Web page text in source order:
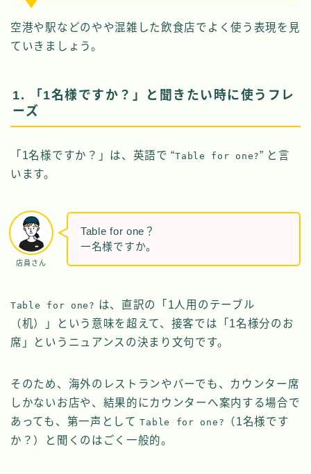
空港や駅などのやや混雑した飲食店でよく使う表現を見
ていきましょう。
1. 「1名様ですか？」と聞きたい時に使うフレ
ーズ
「1名様ですか？」は、英語で “Table for one?” と言
います。
店員さん
Table for one？
一名様ですか。
Table for one? は、直訳の「1人用のテーブル
（机）」という意味を超えて、接客では「1名様分のお
席」というニュアンスの決まり文句です。
そのため、海外のレストランやバーでも、カウンター席
しかないお店や、結果的にカウンターへ案内する場合で
あっても、第一声としてTable for one?
（1名様です
か？）と聞くのはごく一般的。